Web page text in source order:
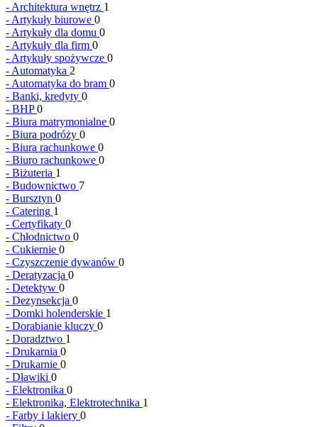
- Architektura wnętrz 1
- Artykuły biurowe 0
- Artykuły dla domu 0
- Artykuły dla firm 0
- Artykuły spożywcze 0
- Automatyka 2
- Automatyka do bram 0
- Banki, kredyty 0
- BHP 0
- Biura matrymonialne 0
- Biura podróży 0
- Biura rachunkowe 0
- Biuro rachunkowe 0
- Biżuteria 1
- Budownictwo 7
- Bursztyn 0
- Catering 1
- Certyfikaty 0
- Chłodnictwo 0
- Cukiernie 0
- Czyszczenie dywanów 0
- Deratyzacja 0
- Detektyw 0
- Dezynsekcja 0
- Domki holenderskie 1
- Dorabianie kluczy 0
- Doradztwo 1
- Drukarnia 0
- Drukarnie 0
- Dławiki 0
- Elektronika 0
- Elektronika, Elektrotechnika 1
- Farby i lakiery 0